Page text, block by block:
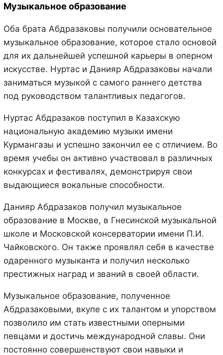
Музыкальное образование
Оба брата Абдразаковы получили основательное
музыкальное образование, которое стало основой
для их дальнейшей успешной карьеры в оперном
искусстве. Нуртас и Данияр Абдразаковы начали
заниматься музыкой с самого раннего детства
под руководством талантливых педагогов.
Нуртас Абдразаков поступил в Казахскую
национальную академию музыки имени
Курмангазы и успешно закончил ее с отличием. Во
время учебы он активно участвовал в различных
конкурсах и фестивалях, демонстрируя свои
выдающиеся вокальные способности.
Данияр Абдразаков получил музыкальное
образование в Москве, в Гнесинской музыкальной
школе и Московской консерватории имени П.И.
Чайковского. Он также проявлял себя в качестве
одаренного музыканта и получил несколько
престижных наград и званий в своей области.
Музыкальное образование, полученное
Абдразаковыми, вкупе с их талантом и упорством
позволило им стать известными оперными
певцами и достичь международной славы. Они
постоянно совершенствуют свои навыки и